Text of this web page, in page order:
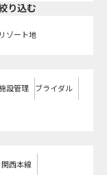
り込む
リゾート地
設管理 ブライダル
関西本線